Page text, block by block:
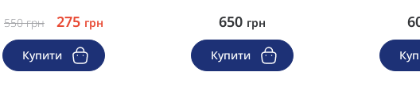
550грн 275 грн
Купити
650 грн
Купити